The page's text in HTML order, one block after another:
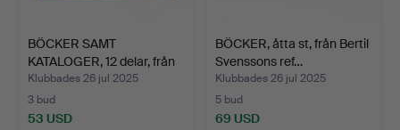
BÖCKER SAMT
KATALOGER, 12 delar, från
Bert…
Klubbades 26 jul 2025
3 bud
53 USD
BÖCKER, åtta st, från Bertil
Svenssons ref…
Klubbades 26 jul 2025
5 bud
69 USD